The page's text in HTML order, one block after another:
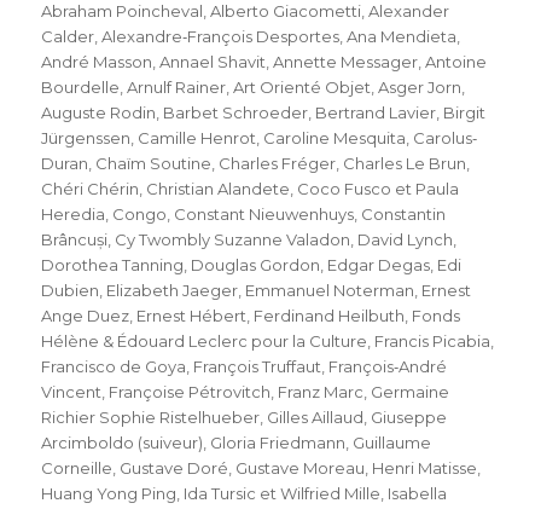
Abraham Poincheval,Alberto Giacometti,Alexander
Calder,Alexandre‐François Desportes,Ana Mendieta,
André Masson,Annael Shavit,Annette Messager,Antoine
Bourdelle,Arnulf Rainer,Art Orienté Objet,Asger Jorn,
Auguste Rodin, Barbet Schroeder, Bertrand Lavier, Birgit
Jürgenssen, Camille Henrot, Caroline Mesquita, Carolus‐
Duran, Chaïm Soutine, Charles Fréger, Charles Le Brun,
Chéri Chérin, Christian Alandete, Coco Fusco et Paula
Heredia, Congo, Constant Nieuwenhuys, Constantin
Brâncuși, Cy Twombly Suzanne Valadon, David Lynch,
Dorothea Tanning, Douglas Gordon, Edgar Degas, Edi
Dubien, Elizabeth Jaeger, Emmanuel Noterman, Ernest
Ange Duez, Ernest Hébert, Ferdinand Heilbuth, Fonds
Hélène & Édouard Leclerc pour la Culture, Francis Picabia,
Francisco de Goya, François Truffaut, François‐André
Vincent, Françoise Pétrovitch, Franz Marc, Germaine
Richier Sophie Ristelhueber, Gilles Aillaud, Giuseppe
Arcimboldo (suiveur), Gloria Friedmann, Guillaume
Corneille, Gustave Doré, Gustave Moreau, Henri Matisse,
Huang Yong Ping, Ida Tursic et Wilfried Mille, Isabella